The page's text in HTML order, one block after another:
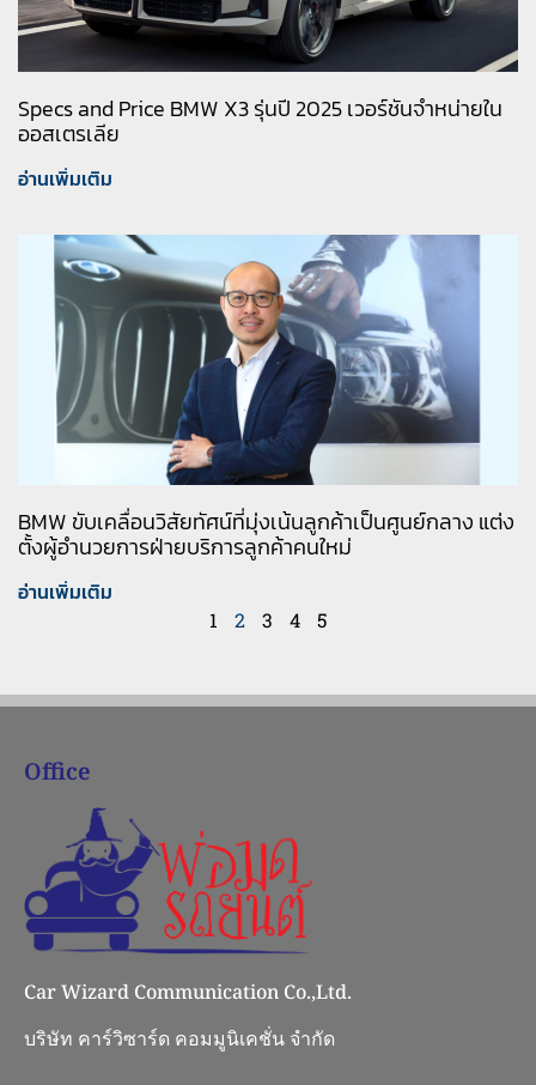
Specs and Price BMW X3 รุ่นปี 2025 เวอร์ชันจำหน่ายใน
ออสเตรเลีย
อ่านเพิ่มเติม
BMW ขับเคลื่อนวิสัยทัศน์ที่มุ่งเน้นลูกค้าเป็นศูนย์กลาง แต่ง
ตั้งผู้อำนวยการฝ่ายบริการลูกค้าคนใหม่
อ่านเพิ่มเติม
1 2 3 4 5
Office
Car Wizard Communication Co.,Ltd.
บริษัท คาร์วิซาร์ด คอมมูนิเคชั่น จำกัด